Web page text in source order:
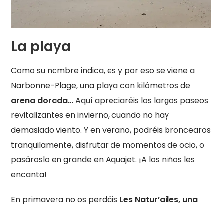
La playa
Como su nombre indica, es y por eso se viene a
Narbonne-Plage, una playa con kilómetros de
arena dorada…Aquí apreciaréis los largos paseos
revitalizantes en invierno, cuando no hay
demasiado viento. Y en verano, podréis broncearos
tranquilamente, disfrutar de momentos de ocio, o
pasároslo en grande en Aquajet. ¡A los niños les
encanta!
En primavera no os perdáis Les Natur’ailes, una